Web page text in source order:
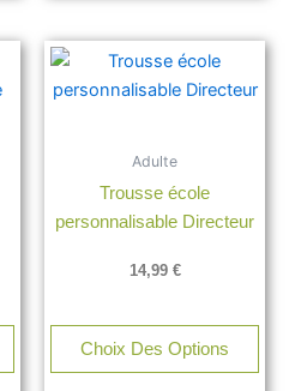
Adulte
Trousse école
personnalisable Directeur
14,99 €
Choix Des Options